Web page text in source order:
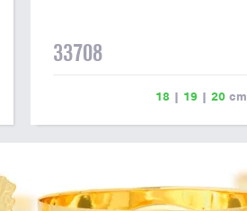
33708
18 | 19 | 20cm